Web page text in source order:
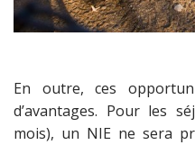
En outre, ces
d’avantages. Pour les
mois), un NIE ne sera